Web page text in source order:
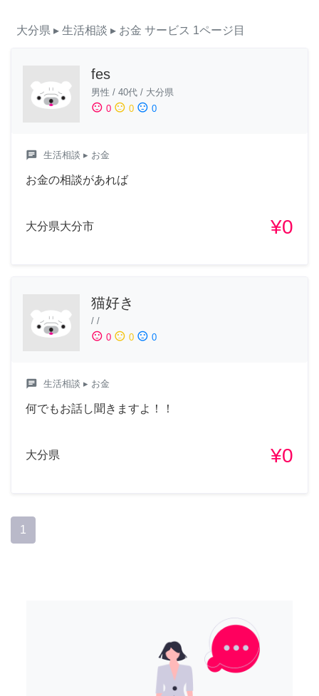
大分県 ▸ 生活相談 ▸ お金 サービス 1ページ目
fes
男性 / 40代 / 大分県
sentiment_satisfied 0 sentiment_neutral 0 sentiment_dissatisfied 0
chat 生活相談 ▸ お金
お金の相談があれば
大分県大分市 ¥0
猫好き
/ /
sentiment_satisfied 0 sentiment_neutral 0 sentiment_dissatisfied 0
chat 生活相談 ▸ お金
何でもお話し聞きますよ！！
大分県 ¥0
1